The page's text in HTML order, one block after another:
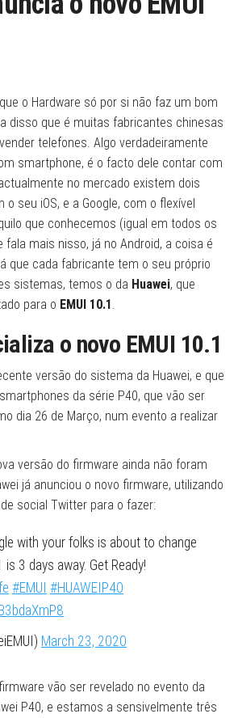
o Hardware só por si não faz um bom
disso que é muitas fabricantes chinesas
telefones. Algo verdadeiramente
smartphone, é o facto dele contar com
no mercado existem dois
o seu iOS, e a Google, com o flexível
que conhecemos (igual em todos os
fala mais nisso, já no Android, a coisa é
que cada fabricante tem o seu próprio
sistemas, temos o da Huawei, que
para o EMUI 10.1
o novo EMUI 10.1
versão do sistema da Huawei, e que
da série P40, que vão ser
dia 26 de Março, num evento a realizar
versão do firmware ainda não foram
já anunciou o novo firmware, utilizando
social Twitter para o fazer:
with your folks is about to change
is 3 days away. Get Ready!
#EMUI #HUAWEIP40
March 23, 2020
vão ser revelado no evento da
P40, e estamos a sensivelmente três